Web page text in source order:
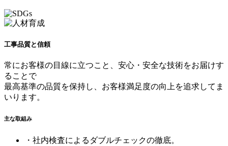
工事品質と信頼
常にお客様の目線に立つこと、安心・安全な技術をお届けす
ることで
最高基準の品質を保持し、お客様満足度の向上を追求してま
いります。
主な取組み
・社内検査によるダブルチェックの徹底。